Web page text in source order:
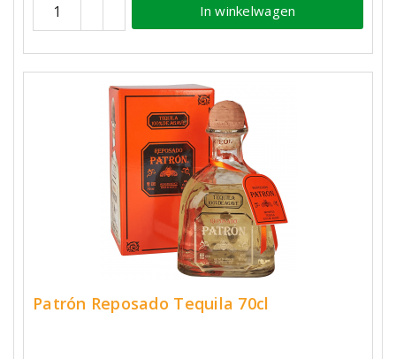
In winkelwagen
Patrón Reposado Tequila 70cl